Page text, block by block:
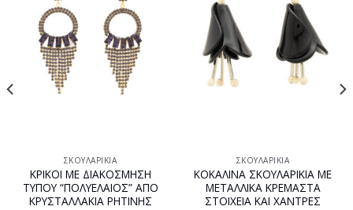
wishlist
ΣΚΟΥΛΑΡΊΚΙΑ
ΚΡΙΚΟΙ ΜΕ ΔΙΑΚΟΣΜΗΣΗ
ΤΥΠΟΥ “ΠΟΛΥΕΛΑΙΟΣ” ΑΠΟ
ΚΡΥΣΤΑΛΛΑΚΙΑ ΡΗΤΙΝΗΣ
στη
wishlist
ΣΚΟΥΛΑΡΊΚΙΑ
ΚΟΚΑΛΙΝΑ ΣΚΟΥΛΑΡΙΚΙΑ ΜΕ
ΜΕΤΑΛΛΙΚΑ ΚΡΕΜΑΣΤΑ
ΣΤΟΙΧΕΙΑ ΚΑΙ ΧΑΝΤΡΕΣ